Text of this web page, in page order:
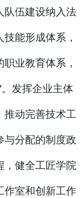
队伍建设纳入法
能形成体系，
业教育体系，
发挥企业主体
推动完善技术工
与分配的制度政
，健全工匠学院
作室和创新工作